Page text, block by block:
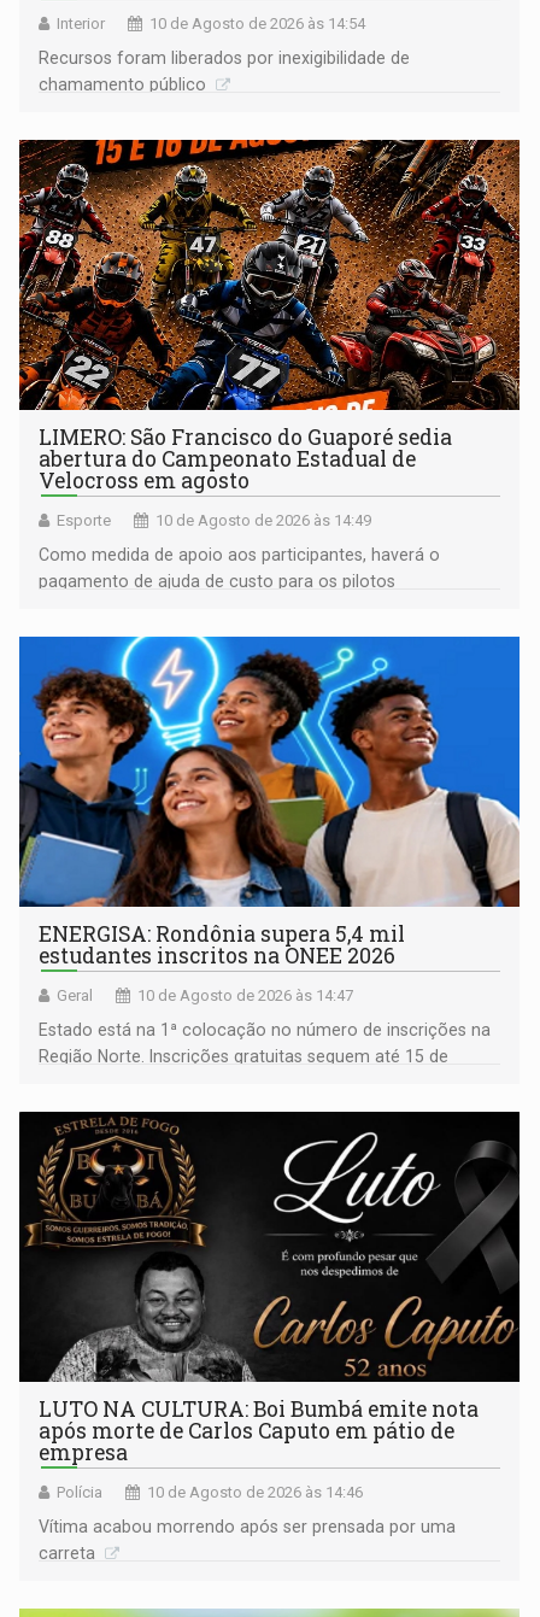
Interior 10 de Agosto de 2026 às 14:54
Recursos foram liberados por inexigibilidade de
chamamento público
LIMERO: São Francisco do Guaporé sedia
abertura do Campeonato Estadual de
Velocross em agosto
Esporte 10 de Agosto de 2026 às 14:49
Como medida de apoio aos participantes, haverá o
pagamento de ajuda de custo para os pilotos
ENERGISA: Rondônia supera 5,4 mil
estudantes inscritos na ONEE 2026
Geral 10 de Agosto de 2026 às 14:47
Estado está na 1ª colocação no número de inscrições na
Região Norte. Inscrições gratuitas seguem até 15 de
LUTO NA CULTURA: Boi Bumbá emite nota
após morte de Carlos Caputo em pátio de
empresa
Polícia 10 de Agosto de 2026 às 14:46
Vítima acabou morrendo após ser prensada por uma
carreta